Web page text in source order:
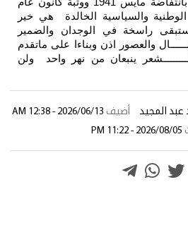
الوطنية والسياسية الخالدة هي خير
راسخة في الوجدان والضمير
والعصور اذن وبناءا على ماتقدم
ينبعان من نهر واحد ولن
عبد المجيد أضيف 2026/06/13 - 12:38 AM
2026/08/05 - 11:22 PM